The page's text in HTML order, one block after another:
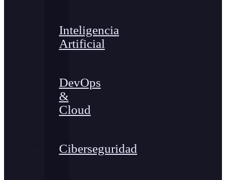
Inteligencia
Artificial
DevOps
&
Cloud
Ciberseguridad